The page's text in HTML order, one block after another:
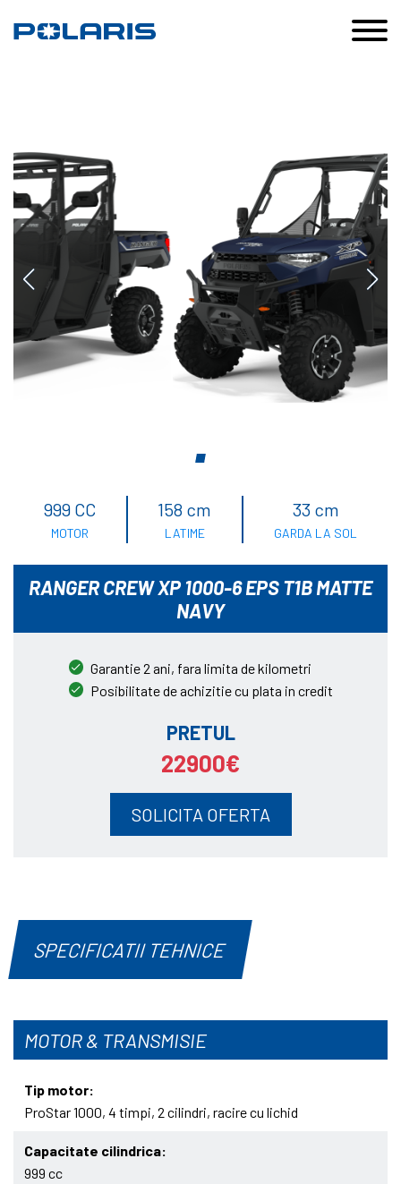
MOTOR
999 CC
LATIME
158 cm
GARDA LA SOL
33 cm
RANGER CREW XP 1000-6 EPS T1B MATTE
NAVY
Garantie 2 ani, fara limita de kilometri
Posibilitate de achizitie cu plata in credit
PRETUL
22900€
SOLICITA OFERTA
SPECIFICATII TEHNICE
MOTOR & TRANSMISIE
Tip motor
ProStar 1000, 4 timpi, 2 cilindri, racire cu lichid
Capacitate cilindrica
999 cc